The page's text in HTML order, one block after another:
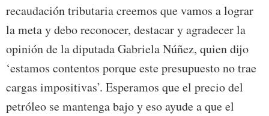
recaudación tributaria creemos que vamos a lograr
la meta y debo reconocer, destacar y agradecer la
opinión de la diputada Gabriela Núñez, quien dijo
‘estamos contentos porque este presupuesto no trae
cargas impositivas’. Esperamos que el precio del
petróleo se mantenga bajo y eso ayude a que el